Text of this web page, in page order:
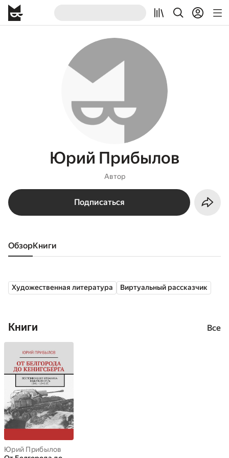
Юрий Прибылов
Автор
Подписаться
Обзор книги
Художественная литература Виртуальный рассказчик
Книги Все
Юрий Прибылов